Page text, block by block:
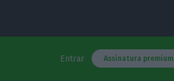
Entrar Assinatura premium